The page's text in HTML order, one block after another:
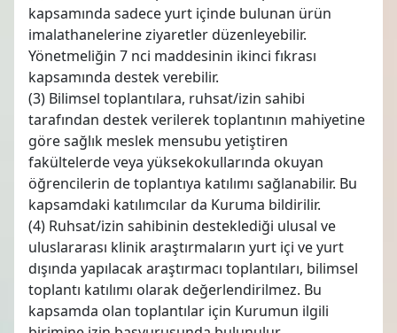
kapsamında sadece yurt içinde bulunan ürün
imalathanelerine ziyaretler düzenleyebilir.
Yönetmeliğin 7 nci maddesinin ikinci fıkrası
kapsamında destek verebilir.
(3) Bilimsel toplantılara, ruhsat/izin sahibi
tarafından destek verilerek toplantının mahiyetine
göre sağlık meslek mensubu yetiştiren
fakültelerde veya yüksekokullarında okuyan
öğrencilerin de toplantıya katılımı sağlanabilir. Bu
kapsamdaki katılımcılar da Kuruma bildirilir.
(4) Ruhsat/izin sahibinin desteklediği ulusal ve
uluslararası klinik araştırmaların yurt içi ve yurt
dışında yapılacak araştırmacı toplantıları, bilimsel
toplantı katılımı olarak değerlendirilmez. Bu
kapsamda olan toplantılar için Kurumun ilgili